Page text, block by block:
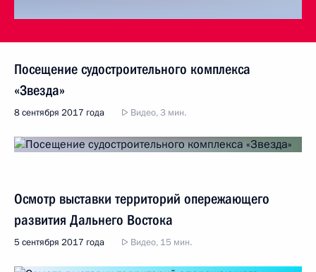
Посещение судостроительного комплекса
«Звезда»
8 сентября 2017 года Видео, 3 мин.
Осмотр выставки территорий опережающего
развития Дальнего Востока
5 сентября 2017 года Видео, 15 мин.